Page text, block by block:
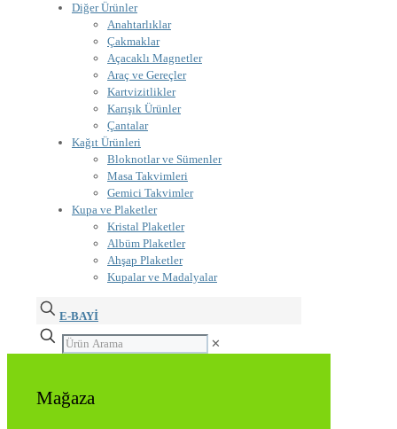
Diğer Ürünler
Anahtarlıklar
Çakmaklar
Açacaklı Magnetler
Araç ve Gereçler
Kartvizitlikler
Karışık Ürünler
Çantalar
Kağıt Ürünleri
Bloknotlar ve Sümenler
Masa Takvimleri
Gemici Takvimler
Kupa ve Plaketler
Kristal Plaketler
Albüm Plaketler
Ahşap Plaketler
Kupalar ve Madalyalar
E-BAYİ
✕
Mağaza